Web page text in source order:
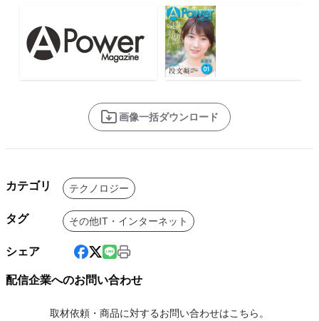
画像一括ダウンロード
カテゴリ テクノロジー
タグ その他IT・インターネット
シェア
配信企業へのお問い合わせ
取材依頼・商品に対するお問い合わせはこちら。